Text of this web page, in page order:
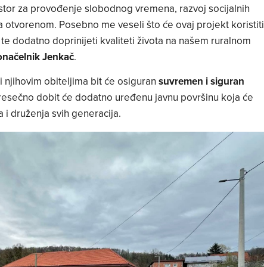
za provođenje slobodnog vremena, razvoj socijalnih
otvorenom. Posebno me veseli što će ovaj projekt koristiti
dodatno doprinijeti kvaliteti života na našem ruralnom
Jenkač.
njihovim obiteljima bit će osiguran suvremen i siguran
dobit će dodatno uređenu javnu površinu koja će
druženja svih generacija.